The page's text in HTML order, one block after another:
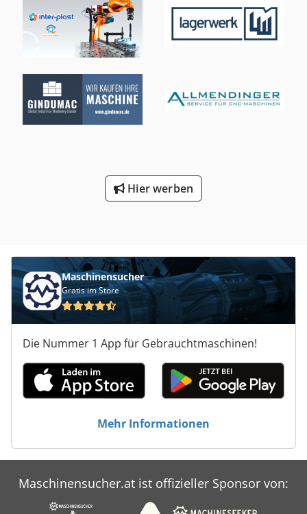
Hier werben
Maschinensucher
Gratis im Store
Die Nummer 1 App für Gebrauchtmaschinen!
Mehr Informationen
Maschinensucher.at ist offizieller Sponsor von: